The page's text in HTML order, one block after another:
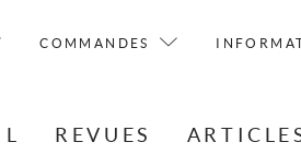
COMMANDES
REVUES